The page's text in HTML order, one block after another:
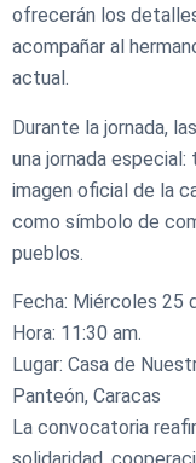
ofrecerán los
acompañar al
actual.
Durante la jornada,
una jornada
imagen oficial de la
como símbolo de
pueblos.
Fecha: Miércoles 25
Hora: 11:30 am.
Lugar: Casa de
Panteón, Caracas
La convocatoria